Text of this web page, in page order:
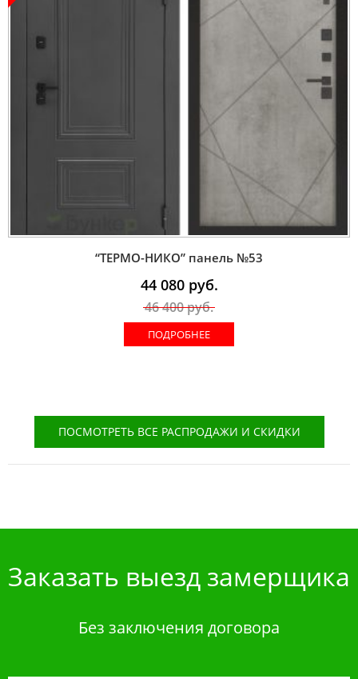
“ТЕРМО-НИКО” панель №53
44 080руб.
46 400руб.
ПОДРОБНЕЕ
ПОСМОТРЕТЬ ВСЕ РАСПРОДАЖИ И СКИДКИ
Заказать выезд замерщика
Без заключения договора